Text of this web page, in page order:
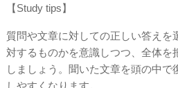
【Study tips】
質問や文章に対しての正しい答えを
対するものかを意識しつつ、全体を
しましょう。聞いた文章を頭の中
しやすくなります。